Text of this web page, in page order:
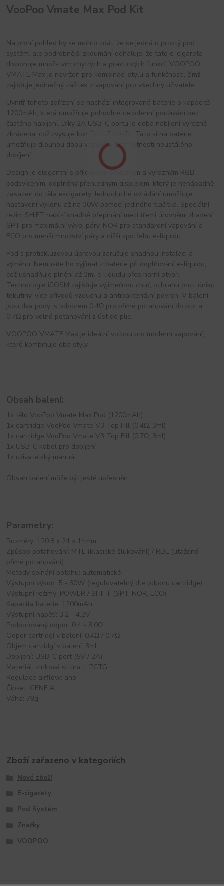
VooPoo Vmate Max Pod Kit
Na první pohled by se mohlo zdát, že se jedná o prostý pod
systém, ale podrobnější zkoumání odhaluje, že tato e-cigareta
disponuje množstvím chytrých a praktických funkcí. VOOPOO
VMATE Max je navržen pro kombinaci stylu a funkčnosti, čímž
zajišťuje jedinečný zážitek z vapování pro všechny uživatele.
Uvnitř tohoto zařízení se nachází integrovaná baterie o kapacitě
1200mAh, která umožňuje pohodlné celodenní používání bez
častého nabíjení. Díky 2A USB-C portu je doba nabíjení výrazně
zkrácena, což zvyšuje komfort uživatele. Tato silná baterie
umožňuje dlouhou dobu vapování bez nutnosti neustálého
dobíjení.
Design je elegantní s příjemným povrchem a výrazným RGB
podsvícením, doplněný přehledným displejem, který je nenápadně
zasazen do těla e-cigarety. Jednoduché ovládání umožňuje
nastavení výkonu až na 30W pomocí jediného tlačítka. Speciální
režim SHIFT nabízí snadné přepínání mezi třemi úrovněmi žhavení:
SPT pro maximální vývoj páry, NOR pro standardní vapování a
ECO pro menší množství páry a nižší spotřebu e-liquidu.
Pod s protiskluzovou úpravou zaručuje snadnou instalaci a
výměnu. Nemusíte ho vyjímat z baterie při doplňování e-liquidu,
což usnadňuje plnění až 3ml e-liquidu přes horní otvor.
Technologie iCOSM zajišťuje výjimečnou chuť, ochranu proti úniku
tekutiny, více přívodů vzduchu a antibakteriální povrch. V balení
jsou dva pody: s odporem 0,4Ω pro přímé potahování do plic a
0,7Ω pro volné potahování z úst do plic.
VOOPOO VMATE Max je ideální volbou pro moderní vapování,
které kombinuje oba styly.
Obsah balení:
1x tělo VooPoo Vmate Max Pod (1200mAh)
1x cartridge VooPoo Vmate V3 Top Fill (0.4Ω, 3ml)
1x cartridge VooPoo Vmate V3 Top Fill (0.7Ω, 3ml)
1x USB-C kabel pro dobíjení
1x uživatelský manuál
Obsah balení může být ještě upřesněn
Parametry:
Rozměry: 120.8 x 24 x 14mm
Způsob potahování: MTL (klasické šlukování) / RDL (utažené
přímé potahování)
Metody spínání potahu: automatické
Výstupní výkon: 5 - 30W (regulovatelný dle odporu cartridge)
Výstupní režimy: POWER / SHIFT (SPT, NOR, ECO)
Kapacita baterie: 1200mAh
Výstupní napětí: 3.2 - 4.2V
Podporovaný odpor: 0.4 - 3.0Ω
Odpor cartridgí v balení: 0.4Ω / 0.7Ω
Objem cartridgí v balení: 3ml
Dobíjení: USB-C port (5V / 2A)
Materiál: zinková slitina + PCTG
Regulace airflow: ano
Čipset: GENE.AI
Váha: 79g
Zboží zařazeno v kategoriích
Nové zboží
E-cigarety
Pod Systém
Značky
VOOPOO